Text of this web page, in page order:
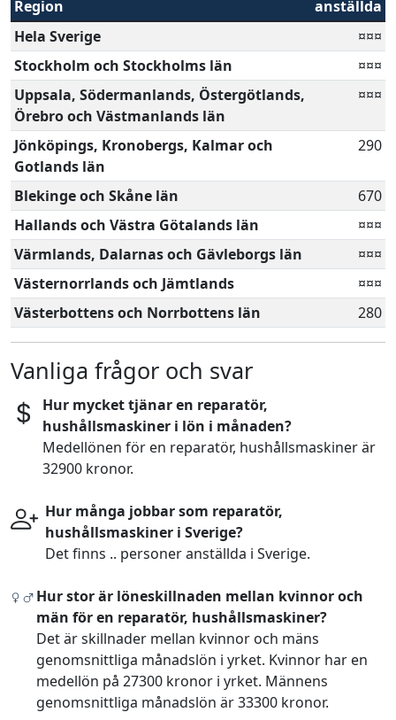
Region
anställda
Hela Sverige
¤¤¤
Stockholm och Stockholms län
¤¤¤
Uppsala, Södermanlands, Östergötlands,
Örebro och Västmanlands län
¤¤¤
Jönköpings, Kronobergs, Kalmar och
Gotlands län
290
Blekinge och Skåne län
670
Hallands och Västra Götalands län
¤¤¤
Värmlands, Dalarnas och Gävleborgs län
¤¤¤
Västernorrlands och Jämtlands
¤¤¤
Västerbottens och Norrbottens län
280
Vanliga frågor och svar
Hur mycket tjänar en reparatör,
hushållsmaskiner i lön i månaden?
Medellönen för en reparatör, hushållsmaskiner är
32900 kronor.
Hur många jobbar som reparatör,
hushållsmaskiner i Sverige?
Det finns .. personer anställda i Sverige.
Hur stor är löneskillnaden mellan kvinnor och
män för en reparatör, hushållsmaskiner?
Det är skillnader mellan kvinnor och mäns
genomsnittliga månadslön i yrket. Kvinnor har en
medellön på 27300 kronor i yrket. Männens
genomsnittliga månadslön är 33300 kronor.